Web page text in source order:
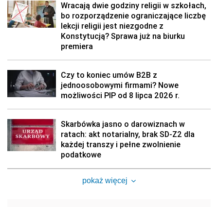
Wracają dwie godziny religii w szkołach,
bo rozporządzenie ograniczające liczbę
lekcji religii jest niezgodne z
Konstytucją? Sprawa już na biurku
premiera
Czy to koniec umów B2B z
jednoosobowymi firmami? Nowe
możliwości PIP od 8 lipca 2026 r.
Skarbówka jasno o darowiznach w
ratach: akt notarialny, brak SD-Z2 dla
każdej transzy i pełne zwolnienie
podatkowe
pokaż więcej